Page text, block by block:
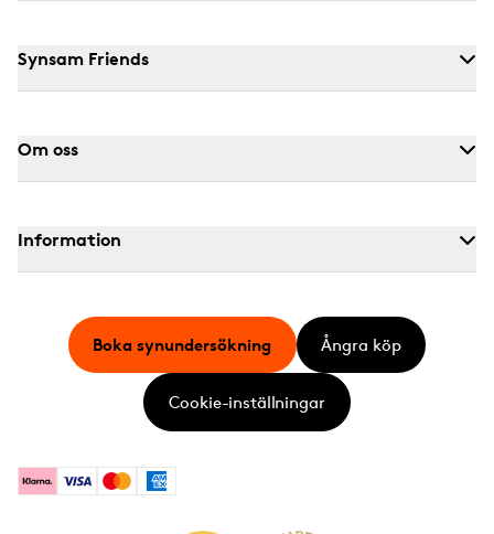
Synsam Friends
Om oss
Information
KlarnaVisa MastercardAmerican Express
Boka synundersökning Ångra köp
Cookie-inställningar